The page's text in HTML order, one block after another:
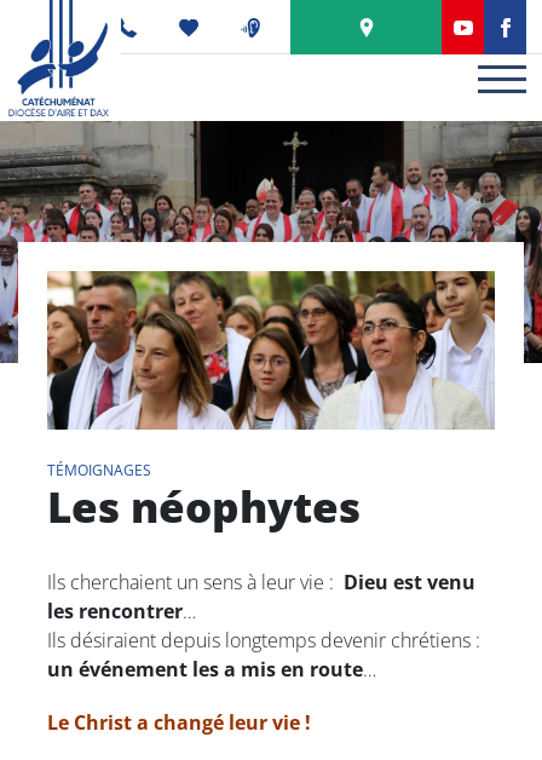
TÉMOIGNAGES
Les néophytes
Ils cherchaient un sens à leur vie : Dieu est venu
les rencontrer…
Ils désiraient depuis longtemps devenir chrétiens :
un événement les a mis en route…
Le Christ a changé leur vie !
Panneau de gestion des cookies